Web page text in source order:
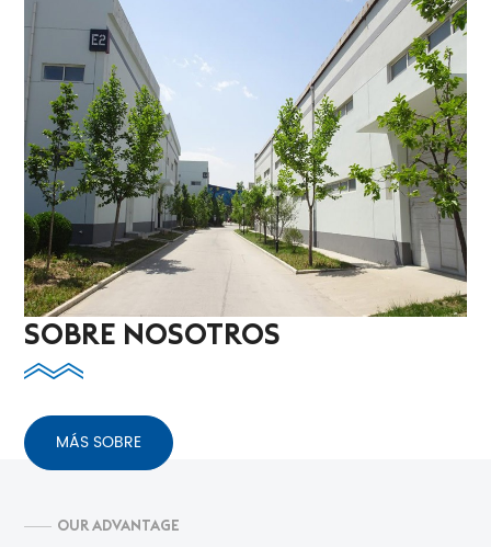
SOBRE NOSOTROS
MÁS SOBRE
OUR ADVANTAGE